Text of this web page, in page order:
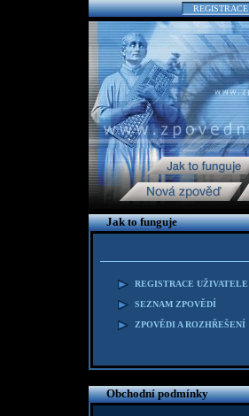
REGISTRACE
Jak to funguje
REGISTRACE UŽIVATELE
SEZNAM ZPOVĚDÍ
ZPOVĚDI A ROZHŘEŠENÍ
Obchodní podmínky